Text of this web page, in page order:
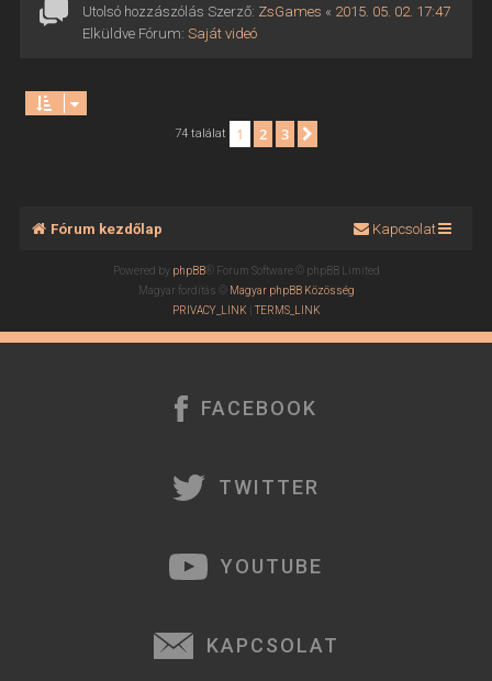
Utolsó hozzászólás Szerző: ZsGames « 2015. 05. 02. 17:47
Elküldve Fórum: Saját videó
74 találat 1 2 3
Fórum kezdőlap Kapcsolat
Powered by phpBB® Forum Software © phpBB Limited
Magyar fordítás ©
Magyar phpBB Közösség
PRIVACY_LINK| TERMS_LINK
FACEBOOK
TWITTER
YOUTUBE
KAPCSOLAT